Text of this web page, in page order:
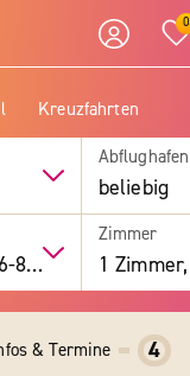
0
Kreuzfahrten
Abflughafen
beliebig
6-8 Tage
Zimmer
& Termine 4